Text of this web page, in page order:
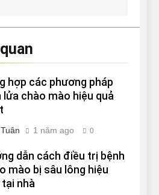
hợp các phương pháp
lửa chào mào hiệu quả
1 năm ago 0
dẫn cách điều trị bệnh
mào bị sâu lông hiệu
tại nhà